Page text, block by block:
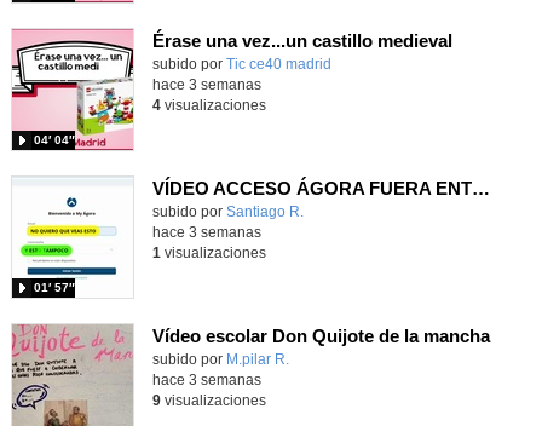
Érase una vez...un castillo medieval
subido por Tic ce40 madrid
04′ 04″
hace 3 semanas
4visualizaciones
VÍDEO ACCESO ÁGORA FUERA ENTORNO ESCUELA
Contenido educativo.
subido por Santiago R.
01′ 57″
hace 3 semanas
1 visualizaciones
Vídeo escolar Don Quijote de la mancha
Contenido educativo.
subido por M.pilar R.
hace 3 semanas
9visualizaciones